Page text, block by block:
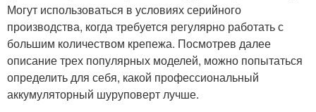
Могут использоваться в условиях серийного
производства, когда требуется регулярно работать с
большим количеством крепежа. Посмотрев далее
описание трех популярных моделей, можно попытаться
определить для себя, какой профессиональный
аккумуляторный шуруповерт лучше.